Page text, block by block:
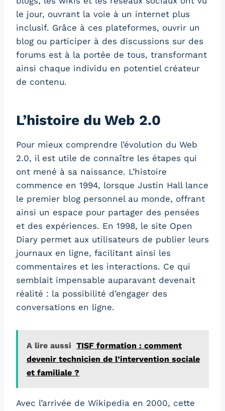
le jour, ouvrant la voie à un internet plus
inclusif. Grâce à ces plateformes, ouvrir un
blog ou participer à des discussions sur des
forums est à la portée de tous, transformant
ainsi chaque individu en potentiel créateur
de contenu.
L’histoire du Web 2.0
Pour mieux comprendre l’évolution du Web
2.0, il est utile de connaître les étapes qui
ont mené à sa naissance. L’histoire
commence en 1994, lorsque Justin Hall lance
le premier blog personnel au monde, offrant
ainsi un espace pour partager des pensées
et des expériences. En 1998, le site Open
Diary permet aux utilisateurs de publier leurs
journaux en ligne, facilitant ainsi les
commentaires et les interactions. Ce qui
semblait impensable auparavant devenait
réalité : la possibilité d’engager des
conversations en ligne.
A lire aussi TISF formation : comment
devenir technicien de l’intervention sociale
et familiale ?
Avec l’arrivée de Wikipedia en 2000, cette